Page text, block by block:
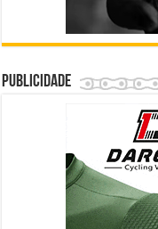
Publicidade